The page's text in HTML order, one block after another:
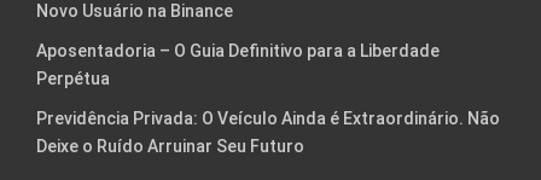
Novo Usuário na Binance
Aposentadoria – O Guia Definitivo para a Liberdade
Perpétua
Previdência Privada: O Veículo Ainda é Extraordinário. Não
Deixe o Ruído Arruinar Seu Futuro